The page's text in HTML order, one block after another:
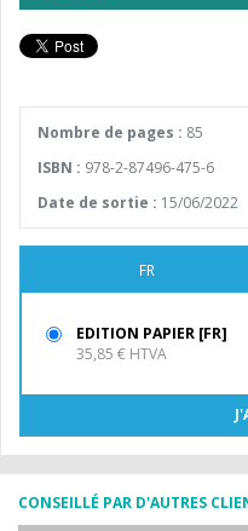
Nombre de pages : 85
ISBN : 978-2-87496-475-6
Date de sortie : 15/06/2022
FR
EDITION PAPIER [FR]
35,85 € HTVA
CONSEILLÉ PAR D'AUTRES